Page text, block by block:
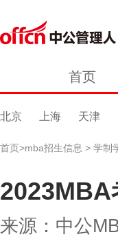
首页
北京 上海 天津
首页>mba招生信息 > 学制
2023MBA
来源：中公